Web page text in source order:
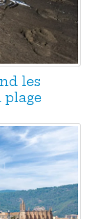
les
plage